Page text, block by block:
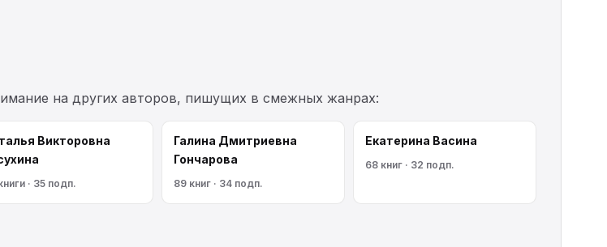
на других авторов, пишущих в смежных жанрах:
Викторовна
· 35 подп.
Галина Дмитриевна
Гончарова
89 книг · 34 подп.
Екатерина Васина
68 книг · 32 подп.